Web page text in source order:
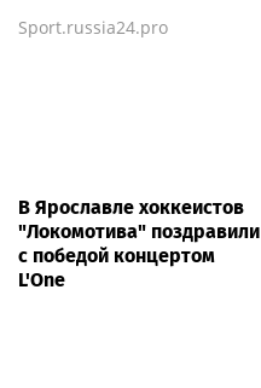
Sport.russia24.pro
В Ярославле хоккеистов
"Локомотива" поздравили
с победой концертом
L'One